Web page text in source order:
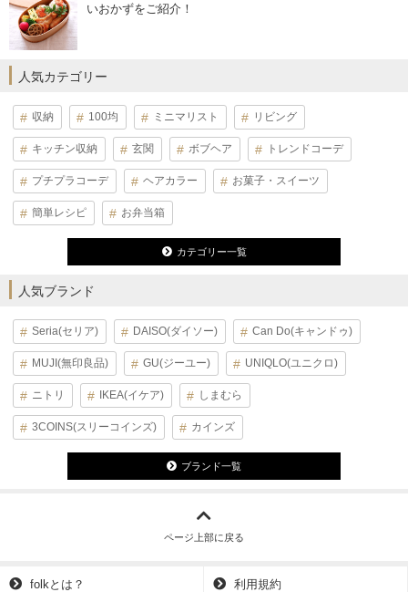
いおかずをご紹介！
人気カテゴリー
収納 100均 ミニマリスト リビング
キッチン収納 玄関 ボブヘア トレンドコーデ
プチプラコーデ ヘアカラー お菓子・スイーツ
簡単レシピ お弁当箱
カテゴリー一覧
人気ブランド
Seria(セリア) DAISO(ダイソー) Can Do(キャンドゥ)
MUJI(無印良品) GU(ジーユー) UNIQLO(ユニクロ)
ニトリ IKEA(イケア) しまむら
3COINS(スリーコインズ) カインズ
ブランド一覧
ページ上部に戻る
folkとは？ 利用規約